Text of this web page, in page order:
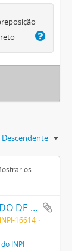
Descendente
os
UM PROCESSO APERFEIÇOADO DE FABRICAÇÃO DE TINTAS PRETAS DE ENXOFRE
16614
INPI